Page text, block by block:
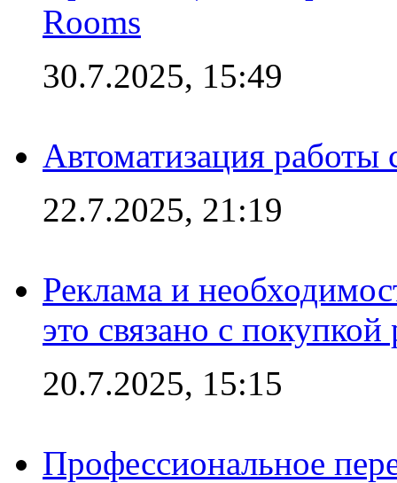
Rooms
30.7.2025, 15:49
Автоматизация работы
22.7.2025, 21:19
Реклама и
это связано с покупкой
20.7.2025, 15:15
Профессиональное